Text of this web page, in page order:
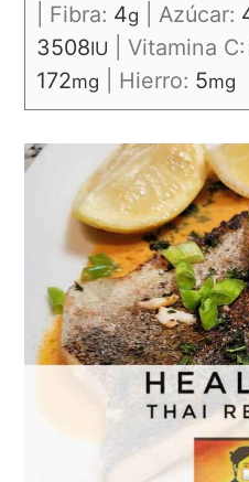
Fibra: 4g |Azúcar:
3508IU Vitamina C:
172mg Hierro: 5mg